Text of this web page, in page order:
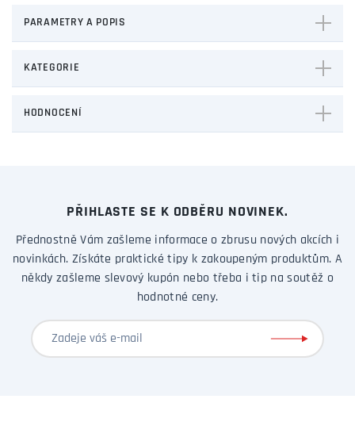
PARAMETRY A POPIS
KATEGORIE
HODNOCENÍ
PŘIHLASTE SE K ODBĚRU NOVINEK.
Přednostně Vám zašleme informace o zbrusu nových akcích i
novinkách. Získáte praktické tipy k zakoupeným produktům. A
někdy zašleme slevový kupón nebo třeba i tip na soutěž o
hodnotné ceny.